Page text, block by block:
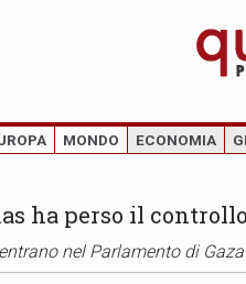
MONDO ECONOMIA
ha perso il controllo
nel Parlamento di